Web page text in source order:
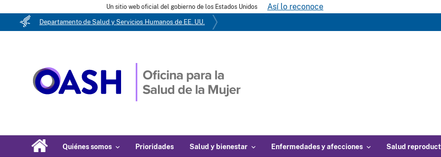
Un sitio web oficial del gobierno de los Estados Unidos Así lo reconoce
Departamento de Salud y Servicios Humanos de EE. UU.
Quiénes somos Prioridades Salud y bienestar Enfermedades y afecciones Salud